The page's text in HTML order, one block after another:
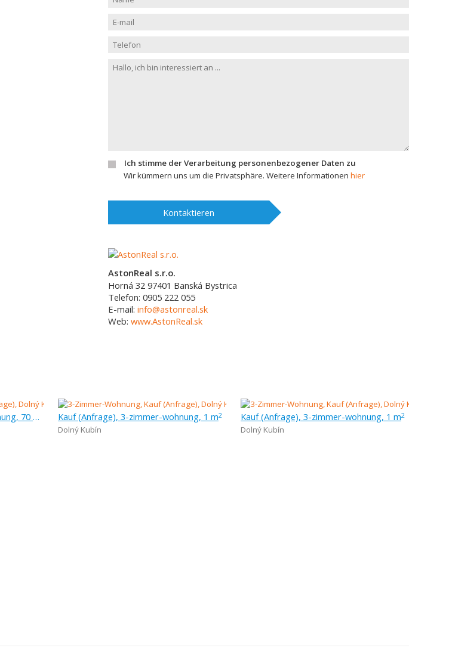
Ich stimme der Verarbeitung personenbezogener Daten zu
Wir kümmern uns um die Privatsphäre. Weitere Informationen hier
Kontaktieren
AstonReal s.r.o.
Horná 32 97401 Banská Bystrica
Telefon: 0905 222 055
E-mail: info@astonreal.sk
Web: www.AstonReal.sk
Kauf (Anfrage), 3-zimmer-wohnung, 70 m Kauf (Anfrage), 3-zimmer-wohnung, 1 m2
Dolný Kubín
Kauf (Anfrage), 3-zimmer-wohnung, 1 m2
Dolný Kubín